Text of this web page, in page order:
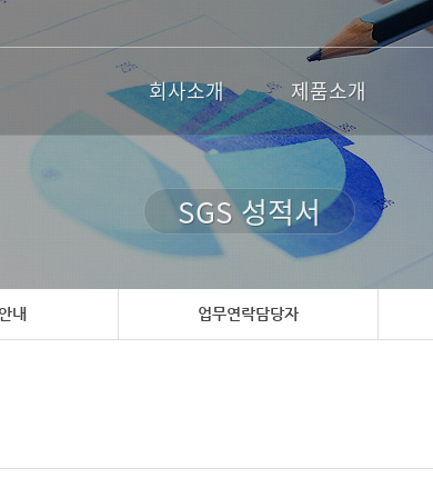
회사소개 제품소개
SGS 성적서
내 업무연락담당자